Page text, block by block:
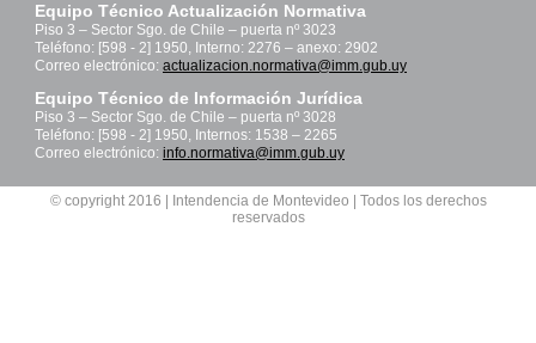
Equipo Técnico Actualización Normativa
Piso 3 – Sector Sgo. de Chile – puerta nº 3023
Teléfono: [598 - 2] 1950, Interno: 2276 – anexo: 2902
Correo electrónico: actualizacion.normativa@imm.gub.uy
Equipo Técnico de Información Jurídica
Piso 3 – Sector Sgo. de Chile – puerta nº 3028
Teléfono: [598 - 2] 1950, Internos: 1538 – 2265
Correo electrónico: info.normativa@imm.gub.uy
© copyright 2016 | Intendencia de Montevideo | Todos los derechos
reservados